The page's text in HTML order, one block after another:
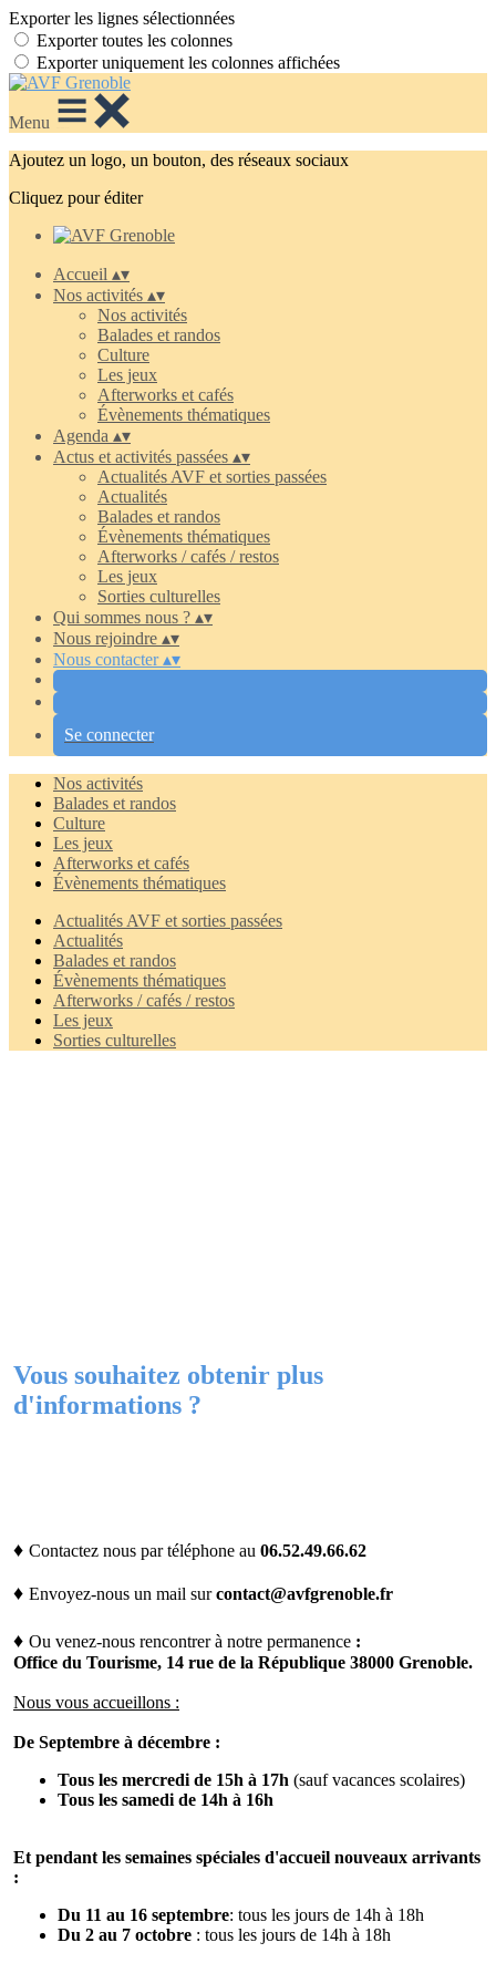
Exporter les lignes sélectionnées
Exporter toutes les colonnes
Exporter uniquement les colonnes affichées
Menu
Ajoutez un logo, un bouton, des réseaux sociaux
Cliquez pour éditer
Accueil ▴▾
Nos activités ▴▾
Nos activités
Balades et randos
Culture
Les jeux
Afterworks et cafés
Évènements thématiques
Agenda ▴▾
Actus et activités passées ▴▾
Actualités AVF et sorties passées
Actualités
Balades et randos
Évènements thématiques
Afterworks / cafés / restos
Les jeux
Sorties culturelles
Qui sommes nous ? ▴▾
Nous rejoindre ▴▾
Nous contacter▴▾
Se connecter
Nos activités
Balades et randos
Culture
Les jeux
Afterworks et cafés
Évènements thématiques
Actualités AVF et sorties passées
Actualités
Balades et randos
Évènements thématiques
Afterworks / cafés / restos
Les jeux
Sorties culturelles
Vous souhaitez obtenir plus
d'informations ?
♦ Contactez nous par téléphone au 06.52.49.66.62
♦ Envoyez-nous un mail surcontact@avfgrenoble.fr
♦ Ou venez-nous rencontrer à notre permanence :
Office du Tourisme, 14 rue de la République 38000 Grenoble.
Nous vous accueillons :
De Septembre à décembre :
Tous les mercredi de 15h à 17h (sauf vacances scolaires)
Tous les samedi de 14h à 16h
Et pendant les semaines spéciales d'accueil nouveaux arrivants
:
Du 11 au 16 septembre: tous les jours de 14h à 18h
Du 2 au 7 octobre : tous les jours de 14h à 18h